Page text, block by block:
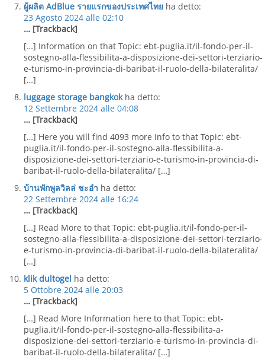
ผู้ผลิต AdBlue รายแรกของประเทศไทย ha detto:
23 Agosto 2024 alle 02:10
… [Trackback]
[…] Information on that Topic: ebt-puglia.it/il-fondo-per-il-
sostegno-alla-flessibilita-a-disposizione-dei-settori-terziario-
e-turismo-in-provincia-di-baribat-il-ruolo-della-bilateralita/
[…]
luggage storage bangkok ha detto:
12 Settembre 2024 alle 04:08
… [Trackback]
[…] Here you will find 4093 more Info to that Topic: ebt-
puglia.it/il-fondo-per-il-sostegno-alla-flessibilita-a-
disposizione-dei-settori-terziario-e-turismo-in-provincia-di-
baribat-il-ruolo-della-bilateralita/ […]
บ้านพักพูลวิลล่ ชะอำ ha detto:
22 Settembre 2024 alle 16:24
… [Trackback]
[…] Read More to that Topic: ebt-puglia.it/il-fondo-per-il-
sostegno-alla-flessibilita-a-disposizione-dei-settori-terziario-
e-turismo-in-provincia-di-baribat-il-ruolo-della-bilateralita/
[…]
klik dultogel ha detto:
5 Ottobre 2024 alle 20:03
… [Trackback]
[…] Read More Information here to that Topic: ebt-
puglia.it/il-fondo-per-il-sostegno-alla-flessibilita-a-
disposizione-dei-settori-terziario-e-turismo-in-provincia-di-
baribat-il-ruolo-della-bilateralita/ […]